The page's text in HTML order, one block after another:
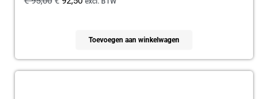
Toevoegen aan winkelwagen